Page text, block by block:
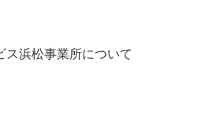
ス浜松事業所について